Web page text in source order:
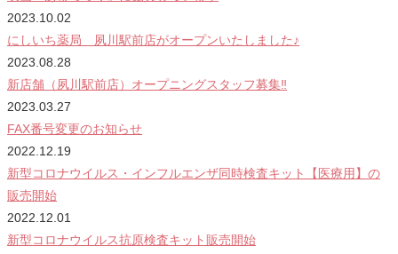
2023.10.02
にしいち薬局 夙川駅前店がオープンいたしました♪
2023.08.28
新店舗（夙川駅前店）オープニングスタッフ募集‼
2023.03.27
FAX番号変更のお知らせ
2022.12.19
新型コロナウイルス・インフルエンザ同時検査キット【医療用】の
販売開始
2022.12.01
新型コロナウイルス抗原検査キット販売開始